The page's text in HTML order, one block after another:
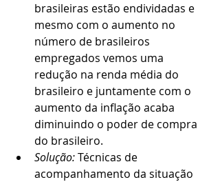
brasileiras estão endividadas e
mesmo com o aumento no
número de brasileiros
empregados vemos uma
redução na renda média do
brasileiro e juntamente com o
aumento da inflação acaba
diminuindo o poder de compra
do brasileiro.
Solução: Técnicas de
acompanhamento da situação